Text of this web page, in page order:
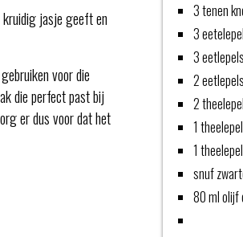
kruidig jasje geeft en
voor die
die perfect past bij
er dus voor dat het
3 tenen
3
3
2
2
1
1
snuf
80 ml olijf